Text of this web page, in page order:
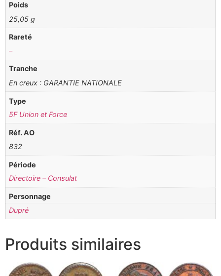
Poids
25,05 g
Rareté
–
Tranche
En creux : GARANTIE NATIONALE
Type
5F Union et Force
Réf. AO
832
Période
Directoire – Consulat
Personnage
Dupré
Produits similaires